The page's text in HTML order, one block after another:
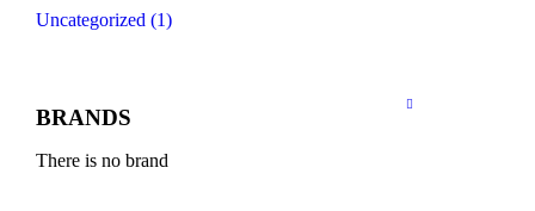
Uncategorized (1)
BRANDS
There is no brand